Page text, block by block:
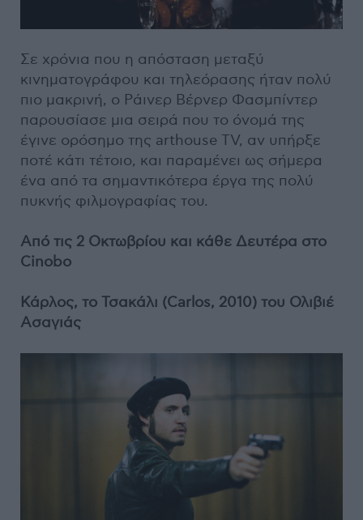
Σε χρόνια που η απόσταση μεταξύ
κινηματογράφου και τηλεόρασης ήταν πολύ
πιο μακρινή, ο Ράινερ Βέρνερ Φασμπίντερ
παρουσίασε μια σειρά που το όνομά της
έγινε ορόσημο της arthouse TV, αν υπήρξε
ποτέ κάτι τέτοιο, και παραμένει ως σήμερα
ένα από τα σημαντικότερα έργα της πολύ
πυκνής φιλμογραφίας του.
Από τις 2 Οκτωβρίου και κάθε Δευτέρα στο
Cinobo
Κάρλος, το Τσακάλι (Carlos, 2010) του Ολιβιέ
Ασαγιάς